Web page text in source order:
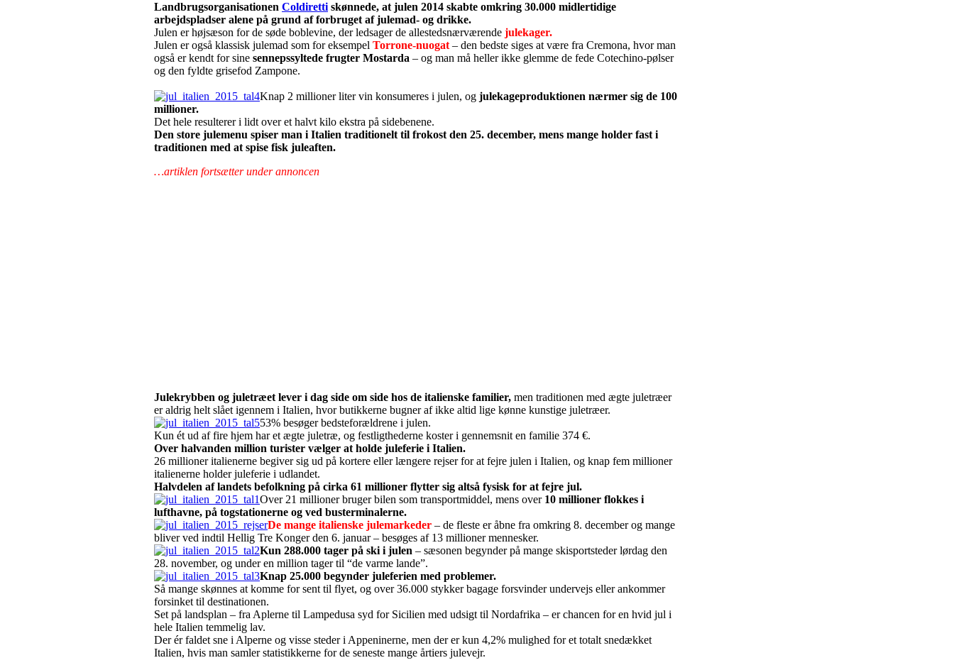
Landbrugsorganisationen Coldiretti skønnede, at julen 2014 skabte omkring 30.000 midlertidige
arbejdspladser alene på grund af forbruget af julemad- og drikke.
Julen er højsæson for de søde boblevine, der ledsager de allestedsnærværende julekager.
Julen er også klassisk julemad som for eksempel Torrone-nuogat – den bedste siges at være fra Cremona, hvor man
også er kendt for sine sennepssyltede frugter Mostarda – og man må heller ikke glemme de fede Cotechino-pølser
og den fyldte grisefod Zampone.
Knap 2 millioner liter vin konsumeres i julen, og julekageproduktionen nærmer sig de 100
millioner.
Det hele resulterer i lidt over et halvt kilo ekstra på sidebenene.
Den store julemenu spiser man i Italien traditionelt til frokost den 25. december, mens mange holder fast i
traditionen med at spise fisk juleaften.
…artiklen fortsætter under annoncen
Julekrybben og juletræet lever i dag side om side hos de italienske familier, men traditionen med ægte juletræer
er aldrig helt slået igennem i Italien, hvor butikkerne bugner af ikke altid lige kønne kunstige juletræer.
53% besøger bedsteforældrene i julen.
Kun ét ud af fire hjem har et ægte juletræ, og festligthederne koster i gennemsnit en familie 374 €.
Over halvanden million turister vælger at holde juleferie i Italien.
26 millioner italienerne begiver sig ud på kortere eller længere rejser for at fejre julen i Italien, og knap fem millioner
italienerne holder juleferie i udlandet.
Halvdelen af landets befolkning på cirka 61 millioner flytter sig altså fysisk for at fejre jul.
Over 21 millioner bruger bilen som transportmiddel, mens over 10 millioner flokkes i
lufthavne, på togstationerne og ved busterminalerne.
De mange italienske julemarkeder – de fleste er åbne fra omkring 8. december og mange
bliver ved indtil Hellig Tre Konger den 6. januar – besøges af 13 millioner mennesker.
Kun 288.000 tager på ski i julen – sæsonen begynder på mange skisportsteder lørdag den
28. november, og under en million tager til “de varme lande”.
Knap 25.000 begynder juleferien med problemer.
Så mange skønnes at komme for sent til flyet, og over 36.000 stykker bagage forsvinder undervejs eller ankommer
forsinket til destinationen.
Set på landsplan – fra Aplerne til Lampedusa syd for Sicilien med udsigt til Nordafrika – er chancen for en hvid jul i
hele Italien temmelig lav.
Der ér faldet sne i Alperne og visse steder i Appeninerne, men der er kun 4,2% mulighed for et totalt snedækket
Italien, hvis man samler statistikkerne for de seneste mange årtiers julevejr.